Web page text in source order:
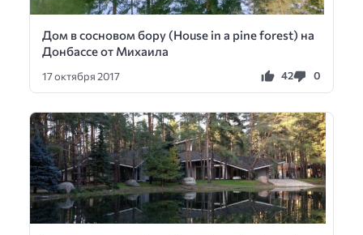
Дом в сосновом бору (House in a pine forest) на
Донбассе от Михаила
17 октября 2017 42 0